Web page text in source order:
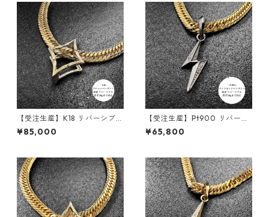
【受注生産】K18 リバーシブル
ペンダント｜額縁フレーム
〈ロンバス 30g用〉｜30g喜
¥85,000
【受注生産】Pt900 リバーシ
ブルペンダント | 雷-INAZUM
A- |ダイヤモンド | 30g喜平ま
¥65,800